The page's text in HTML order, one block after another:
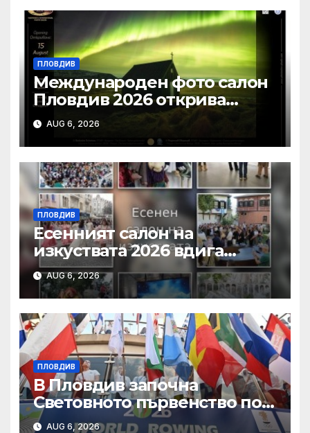
ПЛОВДИВ
Международен фото салон
Пловдив 2026 открива
изложба с най-добрите
фотографии от
тазгодишното издание
AUG 6, 2026
ПЛОВДИВ
Есенният салон на
изкуствата 2026 вдига
завеса в Пловдив с богата
културна програма
AUG 6, 2026
ПЛОВДИВ
В Пловдив започна
Световното първенство по
гребане
AUG 6, 2026